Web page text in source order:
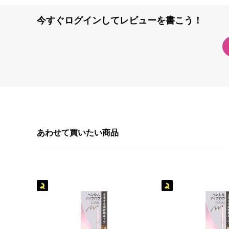
今すぐログインしてレビューを書こう！
あわせて買いたい商品